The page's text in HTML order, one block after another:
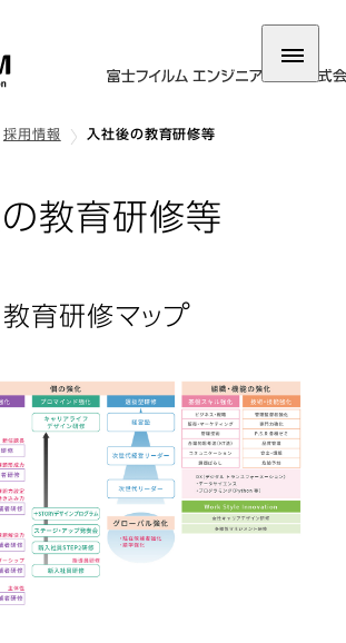
採用情報 入社後の教育研修等
教育研修等
教育研修マップ